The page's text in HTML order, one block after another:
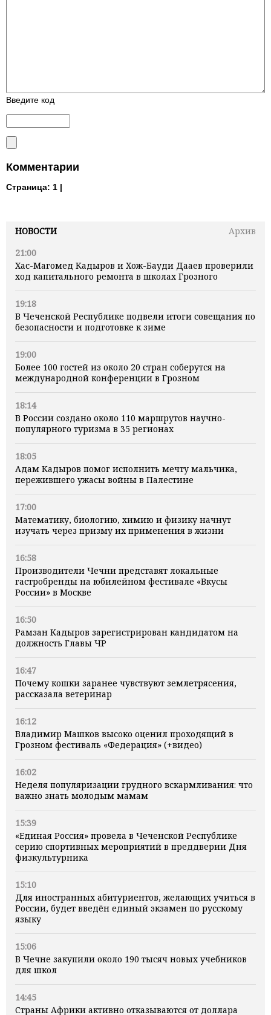
НОВОСТИ
Архив
21:00
Хас-Магомед Кадыров и Хож-Бауди Дааев проверили
ход капитального ремонта в школах Грозного
19:18
В Чеченской Республике подвели итоги совещания по
безопасности и подготовке к зиме
19:00
Более 100 гостей из около 20 стран соберутся на
международной конференции в Грозном
18:14
В России создано около 110 маршрутов научно-
популярного туризма в 35 регионах
18:05
Адам Кадыров помог исполнить мечту мальчика,
пережившего ужасы войны в Палестине
17:00
Математику, биологию, химию и физику начнут
изучать через призму их применения в жизни
16:58
Производители Чечни представят локальные
гастробренды на юбилейном фестивале «Вкусы
России» в Москве
16:50
Рамзан Кадыров зарегистрирован кандидатом на
должность Главы ЧР
16:47
Почему кошки заранее чувствуют землетрясения,
рассказала ветеринар
16:12
Владимир Машков высоко оценил проходящий в
Грозном фестиваль «Федерация» (+видео)
16:02
Неделя популяризации грудного вскармливания: что
важно знать молодым мамам
15:39
«Единая Россия» провела в Чеченской Республике
серию спортивных мероприятий в преддверии Дня
физкультурника
15:10
Для иностранных абитуриентов, желающих учиться в
России, будет введён единый экзамен по русскому
языку
15:06
В Чечне закупили около 190 тысяч новых учебников
для школ
14:45
Страны Африки активно отказываются от доллара
Введите код
Комментарии
Страница: 1 |